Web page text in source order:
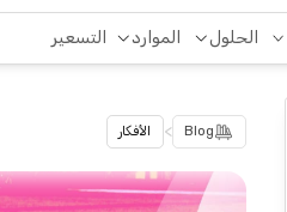
الحلول الموارد التسعير
Blog
> الأفكار